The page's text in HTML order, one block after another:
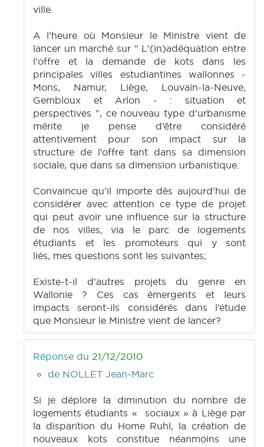
ville.
A l’heure où Monsieur le Ministre vient de
lancer un marché sur " L'(in)adéquation entre
l'offre et la demande de kots dans les
principales villes estudiantines wallonnes -
Mons, Namur, Liège, Louvain-la-Neuve,
Gembloux et Arlon - : situation et
perspectives ", ce nouveau type d’urbanisme
mérite je pense d’être considéré
attentivement pour son impact sur la
structure de l’offre tant dans sa dimension
sociale, que dans sa dimension urbanistique.
Convaincue qu’il importe dès aujourd’hui de
considérer avec attention ce type de projet
qui peut avoir une influence sur la structure
de nos villes, via le parc de logements
étudiants et les promoteurs qui y sont
liés, mes questions sont les suivantes;
Existe-t-il d’autres projets du genre en
Wallonie ? Ces cas émergents et leurs
impacts seront-ils considérés dans l’étude
que Monsieur le Ministre vient de lancer?
Réponse du 21/12/2010
de NOLLET Jean-Marc
Si je déplore la diminution du nombre de
logements étudiants « sociaux » à Liège par
la disparition du Home Ruhl, la création de
nouveaux kots constitue néanmoins une